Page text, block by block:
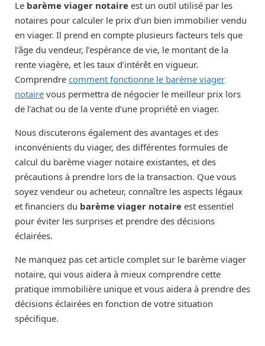
Le barème viager notaire est un outil utilisé par les
notaires pour calculer le prix d’un bien immobilier vendu
en viager. Il prend en compte plusieurs facteurs tels que
l’âge du vendeur, l’espérance de vie, le montant de la
rente viagère, et les taux d’intérêt en vigueur.
Comprendre comment fonctionne le barème viager
notaire vous permettra de négocier le meilleur prix lors
de l’achat ou de la vente d’une propriété en viager.
Nous discuterons également des avantages et des
inconvénients du viager, des différentes formules de
calcul du barème viager notaire existantes, et des
précautions à prendre lors de la transaction. Que vous
soyez vendeur ou acheteur, connaître les aspects légaux
et financiers du barème viager notaire est essentiel
pour éviter les surprises et prendre des décisions
éclairées.
Ne manquez pas cet article complet sur le barème viager
notaire, qui vous aidera à mieux comprendre cette
pratique immobilière unique et vous aidera à prendre des
décisions éclairées en fonction de votre situation
spécifique.